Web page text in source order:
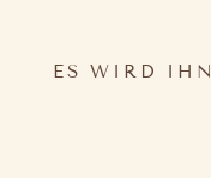
ES WIRD